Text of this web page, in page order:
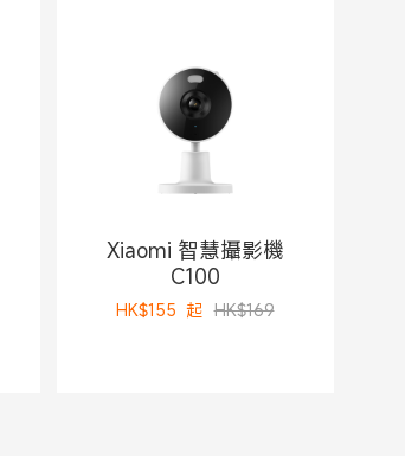
Xiaomi 智慧攝影機
C100
HK$155 起 HK$169